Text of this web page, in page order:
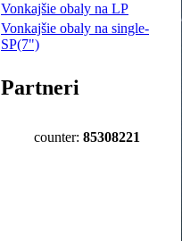
Vonkajšie obaly na LP
Vonkajšie obaly na single-
SP(7")
Partneri
counter: 85308221